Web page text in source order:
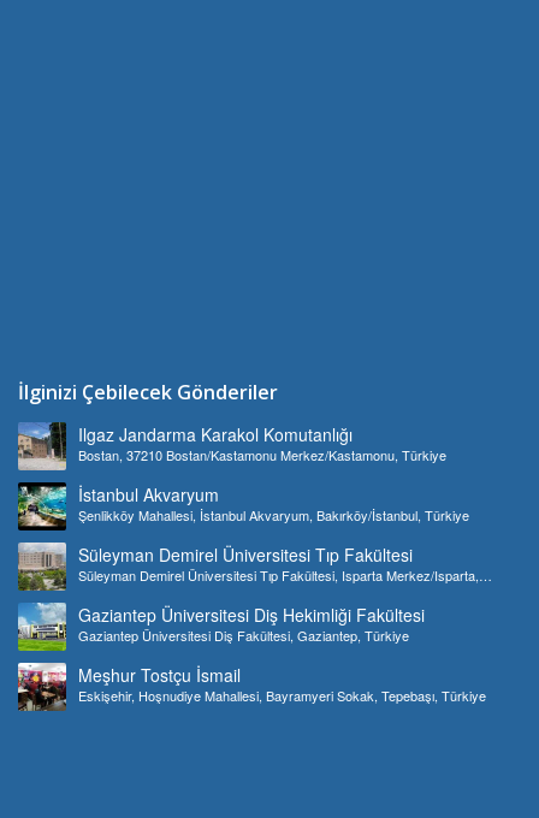
İlginizi Çebilecek Gönderiler
Ilgaz Jandarma Karakol Komutanlığı
Bostan, 37210 Bostan/Kastamonu Merkez/Kastamonu, Türkiye
İstanbul Akvaryum
Şenlikköy Mahallesi, İstanbul Akvaryum, Bakırköy/İstanbul, Türkiye
Süleyman Demirel Üniversitesi Tıp Fakültesi
Süleyman Demirel Üniversitesi Tıp Fakültesi, Isparta Merkez/Isparta,
Gaziantep Üniversitesi Diş Hekimliği Fakültesi
Gaziantep Üniversitesi Diş Fakültesi, Gaziantep, Türkiye
Meşhur Tostçu İsmail
Eskişehir, Hoşnudiye Mahallesi, Bayramyeri Sokak, Tepebaşı, Türkiye